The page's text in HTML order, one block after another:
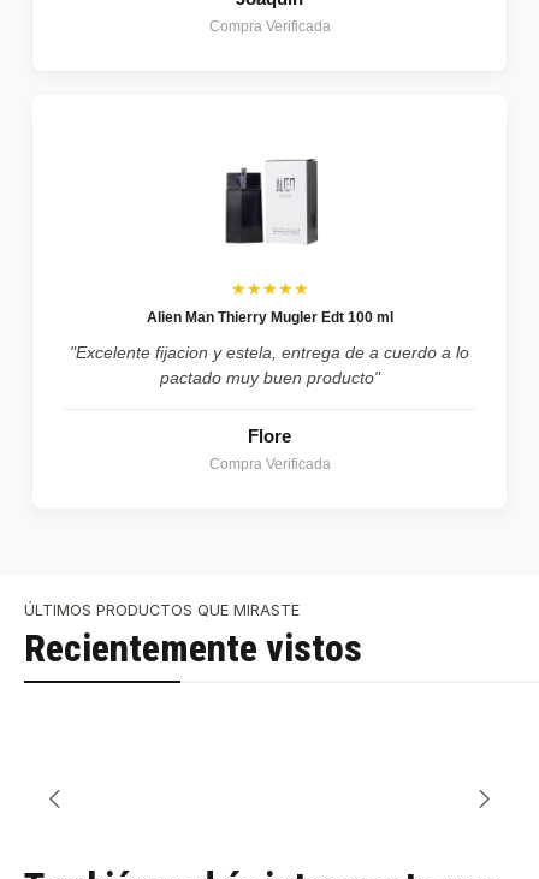
Compra Verificada
★★★★★
Alien Man Thierry Mugler Edt 100 ml
"Excelente fijacion y estela, entrega de a cuerdo a lo
pactado muy buen producto"
Flore
Compra Verificada
ÚLTIMOS PRODUCTOS QUE MIRASTE
Recientemente vistos